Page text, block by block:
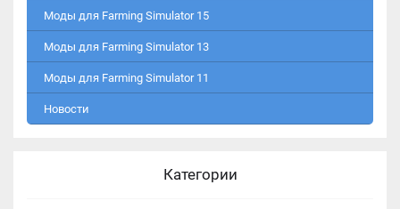
Моды для Farming Simulator 15
Моды для Farming Simulator 13
Моды для Farming Simulator 11
Новости
Категории